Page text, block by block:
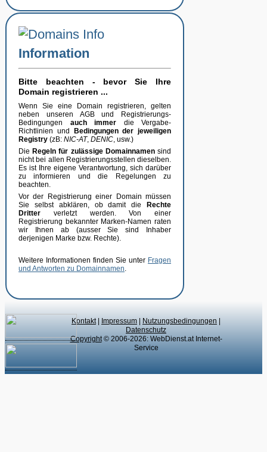
Information
Bitte beachten - bevor Sie Ihre
Domain registrieren ...
Wenn Sie eine Domain registrieren, gelten
neben unseren AGB und Registrierungs-
Bedingungen auch immer die Vergabe-
Richtlinien und
Bedingungen der jeweiligen
Registry (zB: NIC-AT, DENIC, usw.)
Die Regeln für zulässige Domainnamensind
nicht bei allen Registrierungsstellen dieselben.
Es ist Ihre eigene Verantwortung, sich darüber
zu informieren und die Regelungen zu
beachten.
Vor der Registrierung einer Domain müssen
Sie selbst abklären, ob damit die
Rechte
Dritter verletzt werden. Von einer
Registrierung bekannter Marken-Namen raten
wir Ihnen ab (ausser Sie sind Inhaber
derjenigen Marke bzw. Rechte).
Weitere Informationen finden Sie unter Fragen
und Antworten zu Domainnamen.
Kontakt| Impressum Nutzungsbedingungen
Datenschutz
Copyright© 2006-2026: WebDienst.at Internet-
Service